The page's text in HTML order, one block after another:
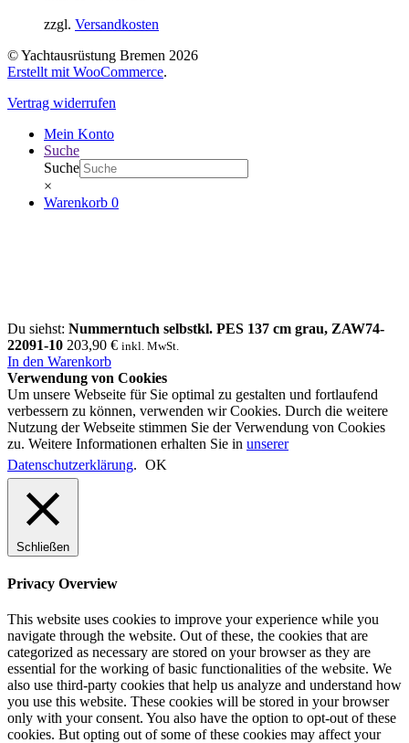
zzgl. Versandkosten
© Yachtausrüstung Bremen 2026
Erstellt mit WooCommerce.
Vertrag widerrufen
Mein Konto
Suche
Suche
×
Warenkorb 0
Du siehst: Nummerntuch selbstkl. PES 137 cm grau, ZAW74-
22091-10 203,90 € inkl. MwSt.
In den Warenkorb
Verwendung von Cookies
Um unsere Webseite für Sie optimal zu gestalten und fortlaufend
verbessern zu können, verwenden wir Cookies. Durch die weitere
Nutzung der Webseite stimmen Sie der Verwendung von Cookies
zu. Weitere Informationen erhalten Sie in unserer
Datenschutzerklärung. OK
Schließen
Privacy Overview
This website uses cookies to improve your experience while you
navigate through the website. Out of these, the cookies that are
categorized as necessary are stored on your browser as they are
essential for the working of basic functionalities of the website. We
also use third-party cookies that help us analyze and understand how
you use this website. These cookies will be stored in your browser
only with your consent. You also have the option to opt-out of these
cookies. But opting out of some of these cookies may affect your